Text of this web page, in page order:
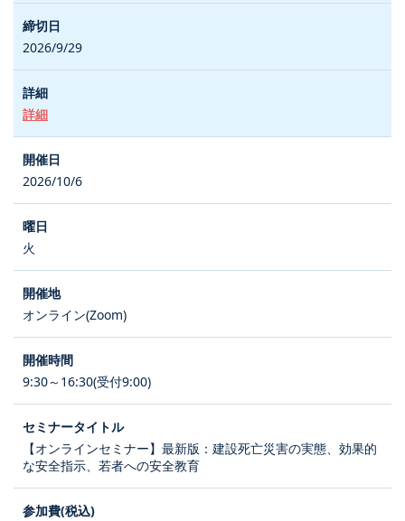
2026/9/29
詳細
2026/10/6
火
オンライン(Zoom)
9:30～16:30(受付9:00)
【オンラインセミナー】最新版：建設死亡災害の実態、効果的
な安全指示、若者への安全教育